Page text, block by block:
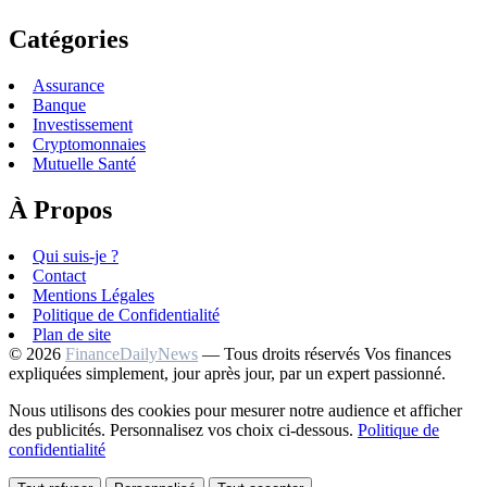
Catégories
Assurance
Banque
Investissement
Cryptomonnaies
Mutuelle Santé
À Propos
Qui suis-je ?
Contact
Mentions Légales
Politique de Confidentialité
Plan de site
© 2026 FinanceDailyNews — Tous droits réservés Vos finances
expliquées simplement, jour après jour, par un expert passionné.
Nous utilisons des cookies pour mesurer notre audience et afficher
des publicités. Personnalisez vos choix ci-dessous. Politique de
confidentialité